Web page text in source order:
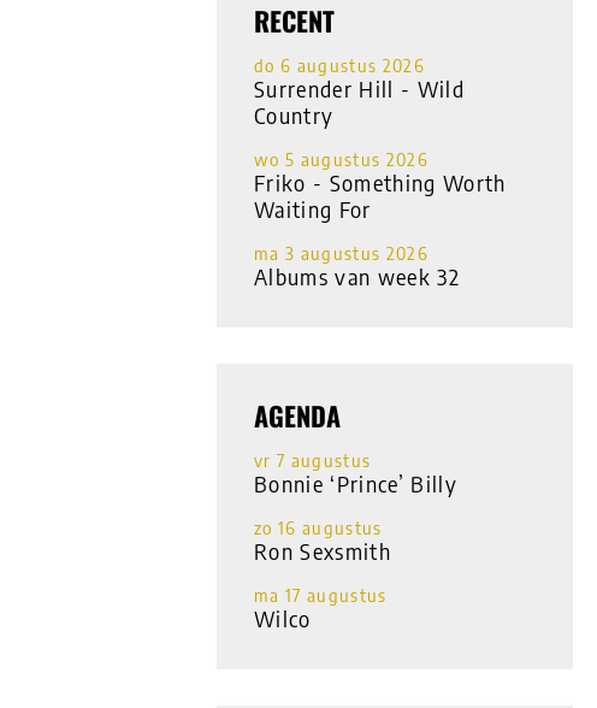
RECENT
do 6 augustus 2026
Surrender Hill - Wild
Country
wo 5 augustus 2026
Friko - Something Worth
Waiting For
ma 3 augustus 2026
Albums van week 32
AGENDA
vr 7 augustus
Bonnie ‘Prince’ Billy
zo 16 augustus
Ron Sexsmith
ma 17 augustus
Wilco